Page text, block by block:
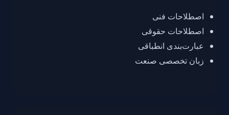
اصطلاحات فنی
اصطلاحات حقوقی
عبارت‌بندی انطباقی
زبان تخصصی صنعت